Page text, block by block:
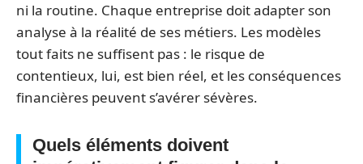
ni la routine. Chaque entreprise doit adapter son
analyse à la réalité de ses métiers. Les modèles
tout faits ne suffisent pas : le risque de
contentieux, lui, est bien réel, et les conséquences
financières peuvent s’avérer sévères.
Quels éléments doivent